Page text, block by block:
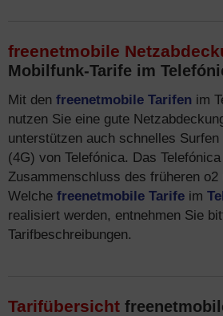
freenetmobile
Mobilfunk-Tarife im
Mit den freenetmobile Tarifen im
nutzen Sie eine gute
unterstützen auch schnelles
(4G) von Telefónica. Das
Zusammenschluss des früheren
Welche freenetmobile Tarife im
realisiert werden, entnehmen Sie
Tarifbeschreibungen.
Tarifübersicht